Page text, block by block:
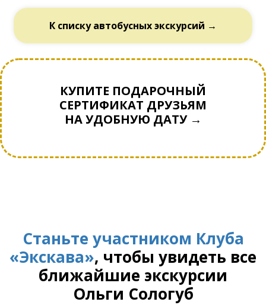
К списку автобусных экскурсий →
КУПИТЕ ПОДАРОЧНЫЙ
СЕРТИФИКАТ ДРУЗЬЯМ
НА УДОБНУЮ ДАТУ →
Станьте участником Клуба
«Экскава», чтобы увидеть все
ближайшие экскурсии
Ольги Сологуб